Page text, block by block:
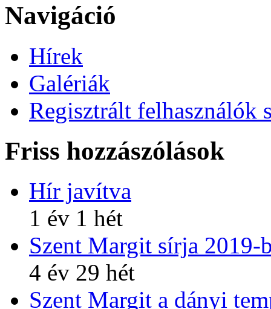
Navigáció
Hírek
Galériák
Regisztrált felhasználók
Friss hozzászólások
Hír javítva
1 év 1 hét
Szent Margit sírja 2019-
4 év 29 hét
Szent Margit a dányi